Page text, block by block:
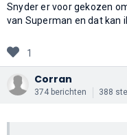
Snyder er voor gekozen
van Superman en dat kan
1
Corran
374 berichten 388